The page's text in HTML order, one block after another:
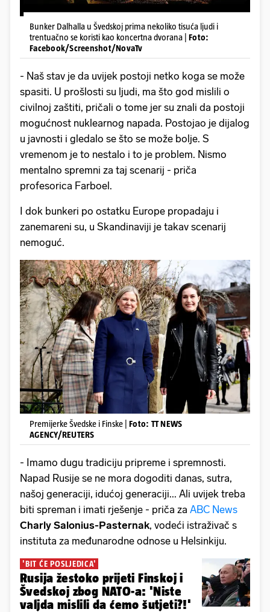
Bunker Dalhalla u Švedskoj prima nekoliko tisuća ljudi i
trentuačno se koristi kao koncertna dvorana | Foto:
Facebook/Screenshot/NovaTv
- Naš stav je da uvijek postoji netko koga se može
spasiti. U prošlosti su ljudi, ma što god mislili o
civilnoj zaštiti, pričali o tome jer su znali da postoji
mogućnost nuklearnog napada. Postojao je dijalog
u javnosti i gledalo se što se može bolje. S
vremenom je to nestalo i to je problem. Nismo
mentalno spremni za taj scenarij - priča
profesorica Farboel.
I dok bunkeri po ostatku Europe propadaju i
zanemareni su, u Skandinaviji je takav scenarij
nemoguć.
Premijerke Švedske i Finske | Foto: TT NEWS
AGENCY/REUTERS
- Imamo dugu tradiciju pripreme i spremnosti.
Napad Rusije se ne mora dogoditi danas, sutra,
našoj generaciji, idućoj generaciji... Ali uvijek treba
biti spreman i imati rješenje - priča za ABC News
Charly Salonius-Pasternak, vodeći istraživač s
instituta za međunarodne odnose u Helsinkiju.
'BIT ĆE POSLJEDICA'
Rusija žestoko prijeti Finskoj i
Švedskoj zbog NATO-a: 'Niste
valjda mislili da ćemo šutjeti?!'